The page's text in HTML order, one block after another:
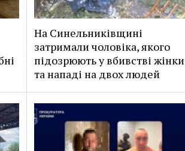
На Синельниківщині
затримали чоловіка, якого
підозрюють у вбивстві жінки
та нападі на двох людей